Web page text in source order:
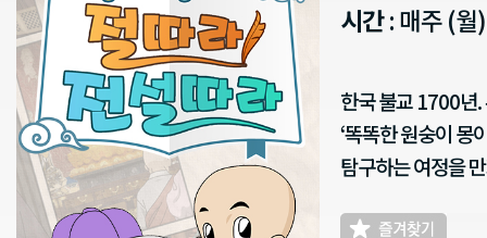
시간: 매주 (
한국 불교 1700년.
‘똑똑한 원숭이 몽
탐구하는 여정을